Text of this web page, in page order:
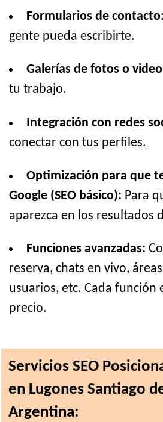
Formularios de contacto:
gente pueda escribirte.
Galerías de fotos o
tu trabajo.
Integración con redes
conectar con tus perfiles.
Optimización para que
Google (SEO básico): Para
aparezca en los resultados
Funciones avanzadas:
reserva, chats en vivo,
usuarios, etc. Cada función
precio.
Servicios SEO
en Lugones Santiago
Argentina: